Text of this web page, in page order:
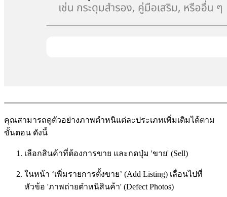
คุณสามารถดูตัวอย่างภาพตำหนิแต่ละประเภทเพิ่มเติมได้ตาม
ขั้นตอน ดังนี้
เลือกสินค้าที่ต้องการขาย และกดปุ่ม 'ขาย' (Sell)
ในหน้า ‘เพิ่มรายการตั้งขาย’ (Add Listing) เลื่อนไปที่
หัวข้อ 'ภาพถ่ายตำหนิสินค้า' (Defect Photos)